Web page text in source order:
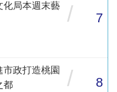
局本週末藝
/ 7
政打造桃園
都
/ 8